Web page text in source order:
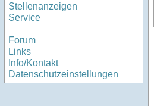
Stellenanzeigen
Service
Forum
Links
Info/Kontakt
Datenschutzeinstellungen